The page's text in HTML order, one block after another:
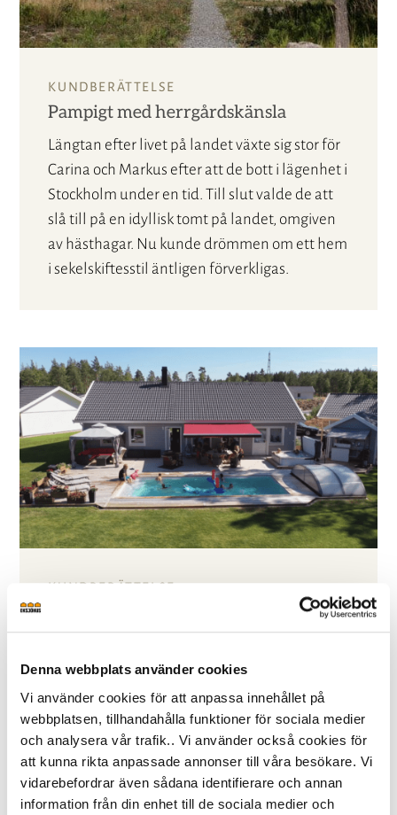
Denna webbplats använder cookies
Vi använder cookies för att anpassa innehållet på
webbplatsen, tillhandahålla funktioner för sociala medier
och analysera vår trafik.. Vi använder också cookies för
att kunna rikta anpassade annonser till våra besökare. Vi
vidarebefordrar även sådana identifierare och annan
information från din enhet till de sociala medier och
KUNDBERÄTTELSE
Pampigt med herrgårdskänsla
Längtan efter livet på landet växte sig stor för
Carina och Markus efter att de bott i lägenhet i
Stockholm under en tid. Till slut valde de att
slå till på en idyllisk tomt på landet, omgiven
av hästhagar. Nu kunde drömmen om ett hem
i sekelskiftesstil äntligen förverkligas.
KUNDBERÄTTELSE
flytta ihop började de först leta begagnat hus.
Men så körde de förbi ett område där det
börjat byggas nya hus och insåg att det kändes
roligare att bygga ett nytt i stället.
– Och då tänkte vi att ska vi nu göra det, då ska
vi bygga ett hus som vi längtar hem till, inte